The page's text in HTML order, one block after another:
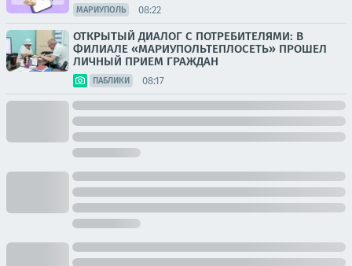
МАРИУПОЛЬ 08:22
ОТКРЫТЫЙ ДИАЛОГ С ПОТРЕБИТЕЛЯМИ: В
ФИЛИАЛЕ «МАРИУПОЛЬТЕПЛОСЕТЬ» ПРОШЕЛ
ЛИЧНЫЙ ПРИЕМ ГРАЖДАН
ПАБЛИКИ 08:17